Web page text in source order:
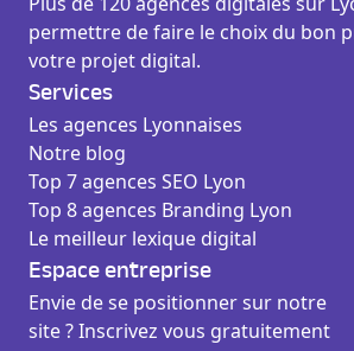
permettre de faire le choix du bon
votre projet digital.
Services
Les agences Lyonnaises
Notre blog
Top 7 agences SEO Lyon
Top 8 agences Branding Lyon
Le meilleur lexique digital
Espace entreprise
Envie de se positionner sur notre
site ? Inscrivez vous gratuitement